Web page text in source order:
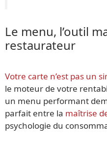
Le menu, l’outil
restaurateur
Votre carte n’est pas un
le moteur de votre
un menu performant
parfait entre la maîtrise
psychologie du